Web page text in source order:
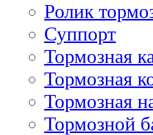
Ролик
Суппорт
Тормозная
Тормозная
Тормозная
Тормозной